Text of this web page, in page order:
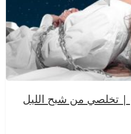
| تخلصي من شبح الليل